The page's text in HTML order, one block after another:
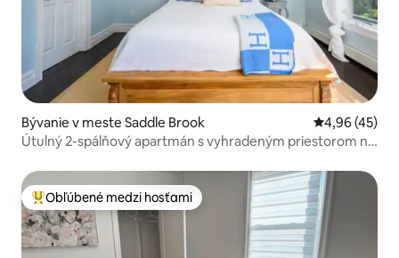
Bývanie v meste Saddle Brook Priemerné
4,96 (45)
Útulný 2-spálňový apartmán s vyhradeným priestorom na
Najobľúbenejšie medzi hosťami
Obľúbené medzi hosťami